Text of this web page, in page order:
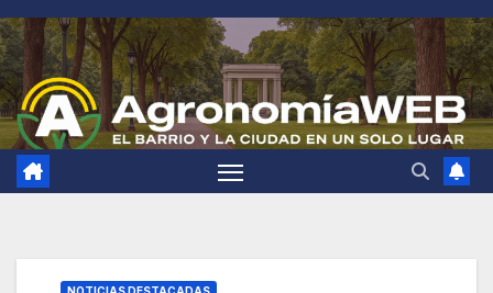
Saltar
al
contenido